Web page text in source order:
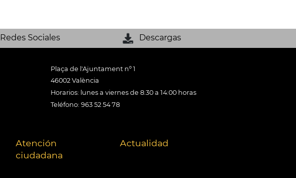
Redes Sociales Descargas
Plaça de l'Ajuntament nº 1
46002 València
Horarios: lunes a viernes de 8:30 a 14:00 horas
Teléfono: 963 52 54 78
Atención
ciudadana
Actualidad